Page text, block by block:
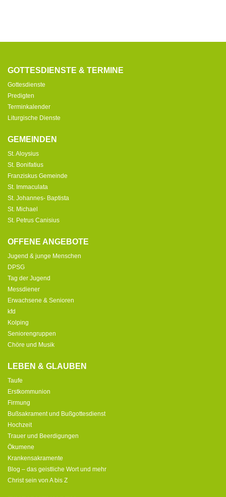
GOTTESDIENSTE & TERMINE
Gottesdienste
Predigten
Terminkalender
Liturgische Dienste
GEMEINDEN
St. Aloysius
St. Bonifatius
Franziskus Gemeinde
St. Immaculata
St. Johannes- Baptista
St. Michael
St. Petrus Canisius
OFFENE ANGEBOTE
Jugend & junge Menschen
DPSG
Tag der Jugend
Messdiener
Erwachsene & Senioren
kfd
Kolping
Seniorengruppen
Chöre und Musik
LEBEN & GLAUBEN
Taufe
Erstkommunion
Firmung
Bußsakrament und Bußgottesdienst
Hochzeit
Trauer und Beerdigungen
Ökumene
Krankensakramente
Blog – das geistliche Wort und mehr
Christ sein von A bis Z